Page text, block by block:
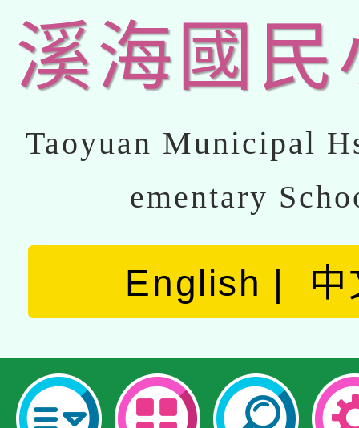
溪海國民
Taoyuan Municipal
ementary
English 中